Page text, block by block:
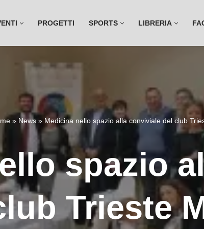
PROGETTI SPORTS LIBRERIA
» News » Medicina nello spazio alla conviviale del club
spazio
Trieste